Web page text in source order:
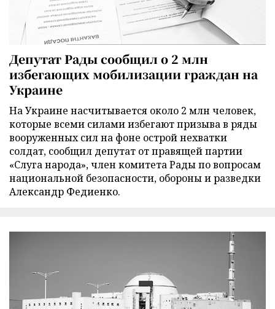
Депутат Рады сообщил о 2 млн
избегающих мобилизации граждан на
Украине
На Украине насчитывается около 2 млн человек,
которые всеми силами избегают призыва в ряды
вооруженных сил на фоне острой нехватки
солдат, сообщил депутат от правящей партии
«Слуга народа», член комитета Рады по вопросам
национальной безопасности, обороны и разведки
Александр Федиенко.